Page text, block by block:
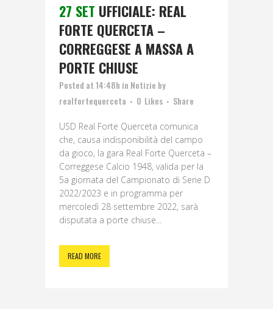
27 SET UFFICIALE: REAL
FORTE QUERCETA –
CORREGGESE A MASSA A
PORTE CHIUSE
Posted at 14:48h in Notizie by
realfortequerceta
0 Likes Share
USD Real Forte Querceta comunica
che, causa indisponibilità del campo
da gioco, la gara Real Forte Querceta –
Correggese Calcio 1948, valida per la
5a giornata del Campionato di Serie D
2022/2023 e in programma per
mercoledì 28 settembre 2022, sarà
disputata a porte chiuse...
READ MORE